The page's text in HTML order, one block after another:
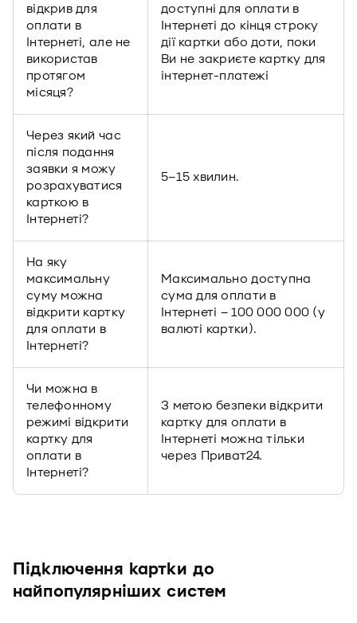
відкрив для
оплати в
Інтернеті, але не
використав
протягом
місяця?
доступні для оплати в
Інтернеті до кінця строку
дії картки або доти, поки
Ви не закриєте картку для
інтернет-платежі
Через який час
після подання
заявки я можу
розрахуватися
карткою в
Інтернеті?
5–15 хвилин.
На яку
максимальну
суму можна
відкрити картку
для оплати в
Інтернеті?
Максимально доступна
сума для оплати в
Інтернеті – 100 000 000 (у
валюті картки).
Чи можна в
телефонному
режимі відкрити
картку для
оплати в
Інтернеті?
З метою безпеки відкрити
картку для оплати в
Інтернеті можна тільки
через Приват24.
Підключення картки до
найпопулярніших систем